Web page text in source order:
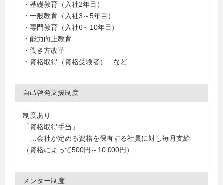
・基礎教育（入社2年目）
・一般教育（入社3～5年目）
・専門教育（入社6～10年目）
・能力向上教育
・働き方改革
・資格取得（資格受験者） など
自己啓発支援制度
制度あり
「資格取得手当」
…会社が定める資格を保有する社員に対し毎月支給
（資格によって500円～10,000円）
メンター制度